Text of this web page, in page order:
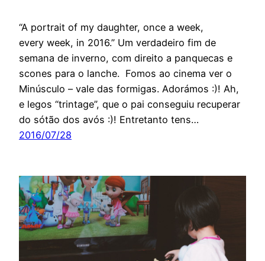
“A portrait of my daughter, once a week,
every week, in 2016.” Um verdadeiro fim de
semana de inverno, com direito a panquecas e
scones para o lanche. Fomos ao cinema ver o
Minúsculo – vale das formigas. Adorámos :)! Ah,
e legos “trintage”, que o pai conseguiu recuperar
do sótão dos avós :)! Entretanto tens…
2016/07/28